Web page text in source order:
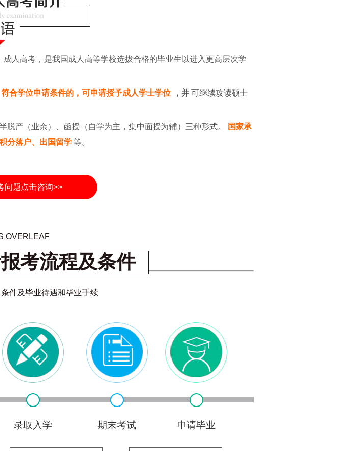
平顶山市机械电子科技学校地址,地址在哪里 2023-02-07
洛阳铁路信息工程学校地址,地址在哪里
人高考，是我国成人高等学校选拔合格的毕业生以进入更高层次学
符合学位申请条件的，可申请授予成人学士学位 ，并 可继续攻读硕士
脱产（业余）、函授（自学为主，集中面授为辅）三种形式。
国家承
分落户、出国留学 等。
问题点击咨询>>
OVERLEAF
考流程及条件
件及毕业待遇和毕业手续
录取入学 期末考试 申请毕业